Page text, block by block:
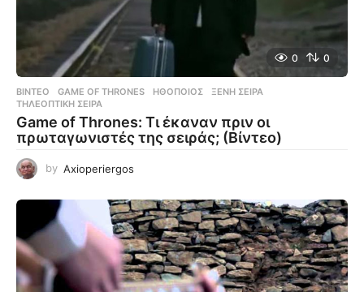
0 0
ΒΊΝΤΕΟ GAME OF THRONES ,ΗΘΟΠΟΙΌΣ ,ΞΈΝΗ ΣΕΙΡΆ
ΤΗΛΕΟΠΤΙΚΉ ΣΕΙΡΆ
Game of Thrones: Τι έκαναν πριν οι
πρωταγωνιστές της σειράς; (Βίντεο)
by Axioperiergos